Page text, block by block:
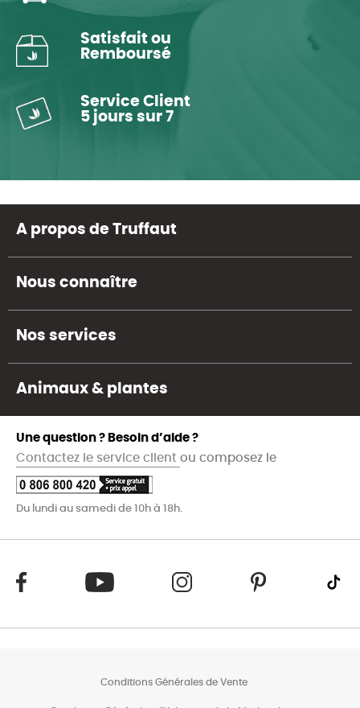
Satisfait ou
Remboursé
Service Client
5 jours sur 7
A propos de Truffaut
Nous connaître
Nos services
Animaux & plantes
Une question ? Besoin d’aide ?
Contactez le service client ou composez le
Du lundi au samedi de 10h à 18h.
Conditions Générales de Vente